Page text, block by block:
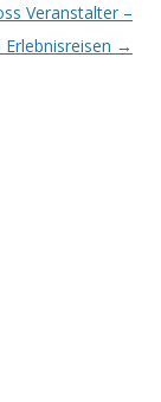
Veranstalter –
→